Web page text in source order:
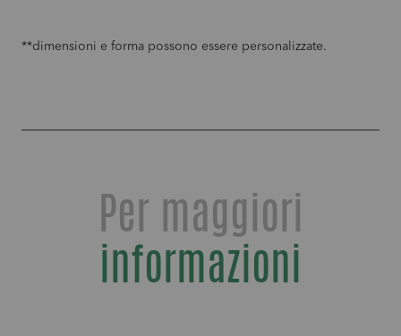
**dimensioni e forma possono essere personalizzate.
Per maggiori
informazioni